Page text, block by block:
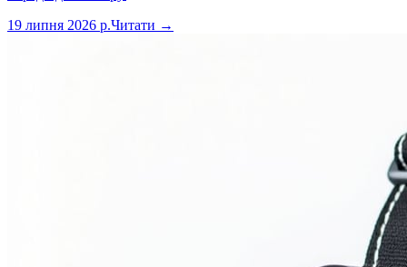
19 липня 2026 р.Читати →